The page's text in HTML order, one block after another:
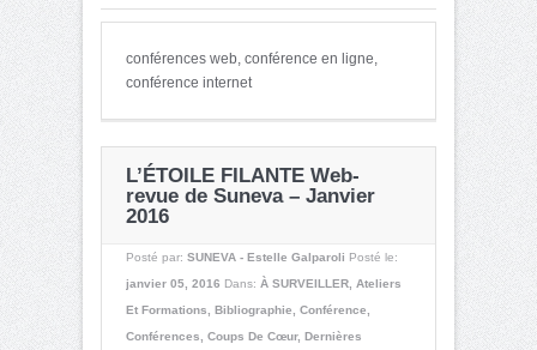
conférences web, conférence en ligne,
conférence internet
L’ÉTOILE FILANTE Web-
revue de Suneva – Janvier
2016
Posté par: SUNEVA - Estelle Galparoli Posté le:
janvier 05, 2016 Dans: À SURVEILLER
Ateliers
Et Formations
Bibliographie Conférence
Conférences
Coups De Cœur, Dernières